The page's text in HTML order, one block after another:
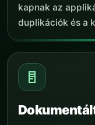
kapnak az
duplikációk és a